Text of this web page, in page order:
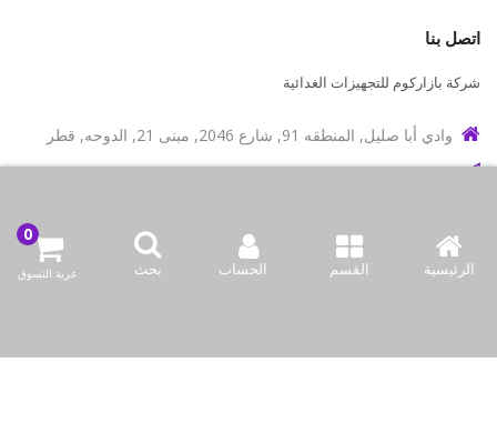
الرئيسية القسم الحساب بحث عربة التسوق
اتصل بنا
شركة بازاركوم للتجهيزات الغدائية
وادي أبا صليل, المنطقه 91, شارع 2046, مبنى 21, الدوحه, قطر
info@bazaar.com.qa
سياسة المتجر